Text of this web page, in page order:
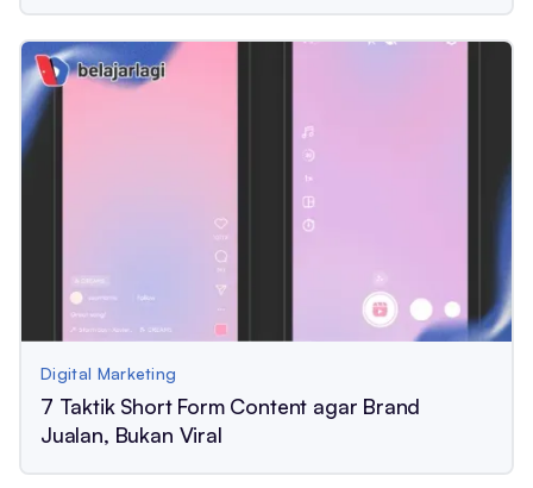
Digital Marketing
7 Taktik Short Form Content agar Brand
Jualan, Bukan Viral